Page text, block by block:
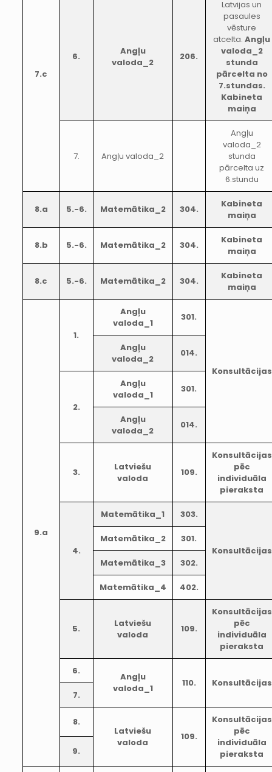
7.c
6.
Angļu
valoda_2
206.
Latvijas un
pasaules
vēsture
atcelta.Angļu
valoda_2
stunda
pārcelta no
7.stundas.
Kabineta
maiņa
7. Angļu valoda_2
Angļu
valoda_2
stunda
pārcelta uz
6.stundu
8.a 5.-6. Matemātika_2 304.
Kabineta
maiņa
8.b 5.-6. Matemātika_2 304.
Kabineta
maiņa
8.c 5.-6. Matemātika_2 304.
Kabineta
maiņa
9.a
1.
Angļu
valoda_1
301.
Konsultācijas
Angļu
valoda_2
014.
2.
Angļu
valoda_1
301.
Angļu
valoda_2
014.
3.
Latviešu
valoda
109.
Konsultācijas
pēc
individuāla
pieraksta
4.
Matemātika_1 303.
Konsultācijas
Matemātika_2 301.
Matemātika_3 302.
Matemātika_4 402.
5.
Latviešu
valoda
109.
Konsultācijas
pēc
individuāla
pieraksta
6.
Angļu
valoda_1
110.
Konsultācijas
7.
8.
Latviešu
valoda
109.
Konsultācijas
pēc
individuāla
pieraksta
9.